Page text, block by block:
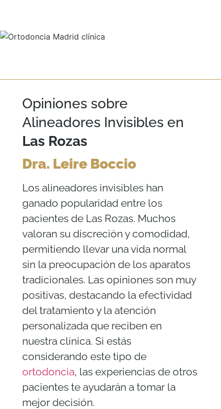
Opiniones sobre
Alineadores Invisibles en
Las Rozas
Dra. Leire Boccio
Los alineadores invisibles han
ganado popularidad entre los
pacientes de Las Rozas. Muchos
valoran su discreción y comodidad,
permitiendo llevar una vida normal
sin la preocupación de los aparatos
tradicionales. Las opiniones son muy
positivas, destacando la efectividad
del tratamiento y la atención
personalizada que reciben en
nuestra clínica. Si estás
considerando este tipo de
ortodoncia, las experiencias de otros
pacientes te ayudarán a tomar la
mejor decisión.